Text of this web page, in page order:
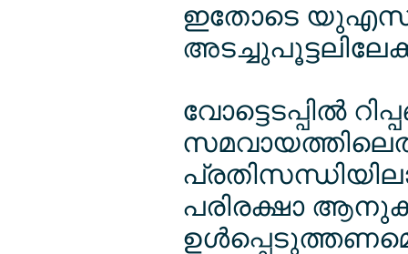
ഇതോടെ യുഎസ്
വോട്ടെടപ്പില്‍
പരിരക്ഷാ